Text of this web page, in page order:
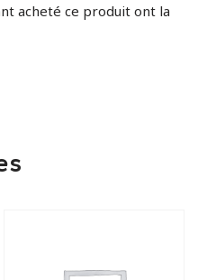
acheté ce produit ont la